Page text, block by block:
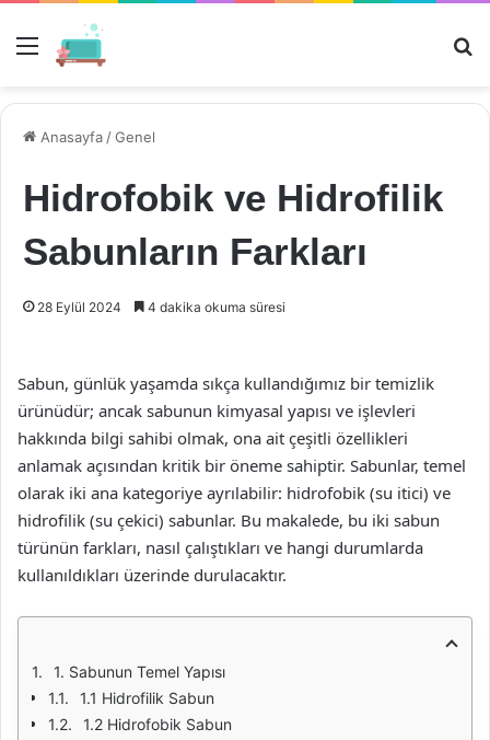
Menü
Anasayfa /Genel
Hidrofobik ve Hidrofilik
Sabunların Farkları
28 Eylül 2024 4 dakika okuma süresi
Sabun, günlük yaşamda sıkça kullandığımız bir temizlik
ürünüdür; ancak sabunun kimyasal yapısı ve işlevleri
hakkında bilgi sahibi olmak, ona ait çeşitli özellikleri
anlamak açısından kritik bir öneme sahiptir. Sabunlar, temel
olarak iki ana kategoriye ayrılabilir: hidrofobik (su itici) ve
hidrofilik (su çekici) sabunlar. Bu makalede, bu iki sabun
türünün farkları, nasıl çalıştıkları ve hangi durumlarda
kullanıldıkları üzerinde durulacaktır.
1. Sabunun Temel Yapısı
1.1 Hidrofilik Sabun
1.2 Hidrofobik Sabun